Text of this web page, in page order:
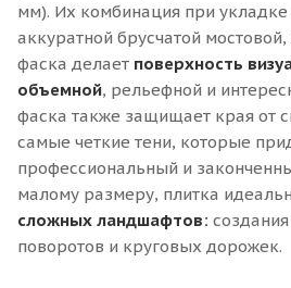
мм). Их комбинация при укладке
аккуратной брусчатой
фаска делает поверхность
объемной, рельефной и
фаска также защищает края от
самые четкие тени, которые
профессиональный и
малому размеру, плитка
сложных ландшафтов:
поворотов и круговых дорожек.